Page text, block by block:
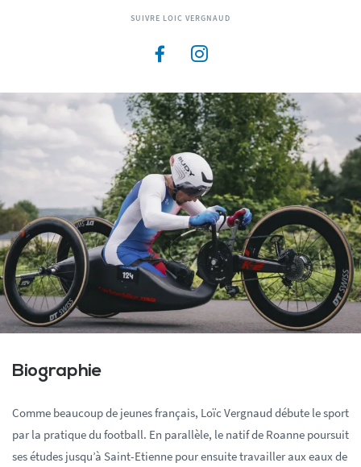
SUIVRE LOIC VERGNAUD
Biographie
Comme beaucoup de jeunes français, Loïc Vergnaud débute le sport
par la pratique du football. En parallèle, le natif de Roanne poursuit
ses études jusqu’à Saint-Etienne pour ensuite travailler aux eaux de